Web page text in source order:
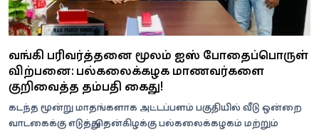
வங்கி பரிவர்த்தனை மூலம் ஐஸ் போதைப்பொருள்
விற்பனை: பல்கலைக்கழக மாணவர்களை
குறிவைத்த தம்பதி கைது!
கடந்த மூன்று மாதங்களாக அட்டப்பளம் பகுதியில் வீடு ஒன்றை
வாடகைக்கு எடுத்து, தென்கிழக்கு பல்கலைக்கழகம் மற்றும்